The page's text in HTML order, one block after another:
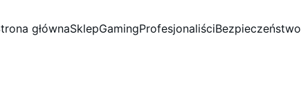
głównaSklepGamingProfesjonaliściBezpieczeństwo